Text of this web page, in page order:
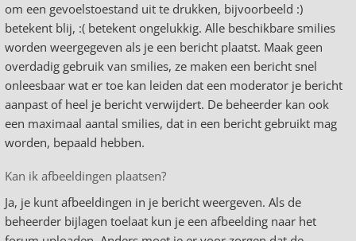
om een gevoelstoestand uit te drukken, bijvoorbeeld :)
betekent blij, :( betekent ongelukkig. Alle beschikbare smilies
worden weergegeven als je een bericht plaatst. Maak geen
overdadig gebruik van smilies, ze maken een bericht snel
onleesbaar wat er toe kan leiden dat een moderator je bericht
aanpast of heel je bericht verwijdert. De beheerder kan ook
een maximaal aantal smilies, dat in een bericht gebruikt mag
worden, bepaald hebben.
Kan ik afbeeldingen plaatsen?
Ja, je kunt afbeeldingen in je bericht weergeven. Als de
beheerder bijlagen toelaat kun je een afbeelding naar het